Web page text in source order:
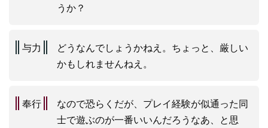
うか？
与力
どうなんでしょうかねえ。ちょっと、厳しい
かもしれませんねえ。
奉行
なので恐らくだが、プレイ経験が似通った同
士で遊ぶのが一番いいんだろうなあ、と思